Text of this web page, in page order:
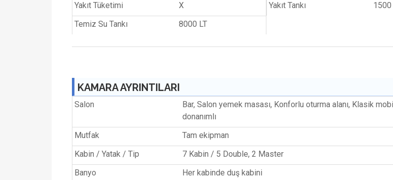
Yakıt Tüketimi
X Yakıt Tankı
1500
Temiz Su Tankı
8000 LT
KAMARA AYRINTILARI
Salon
Bar, Salon yemek masası, Konforlu oturma alanı, Klasik
donanımlı
Mutfak
Tam ekipman
Kabin / Yatak / Tip
7 Kabin / 5 Double, 2 Master
Banyo
Her kabinde duş kabini